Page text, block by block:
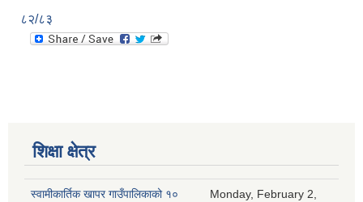
८२/८३
शिक्षा क्षेत्र
स्वामीकार्तिक खापर गाउँपालिकाको १०
Monday, February 2,